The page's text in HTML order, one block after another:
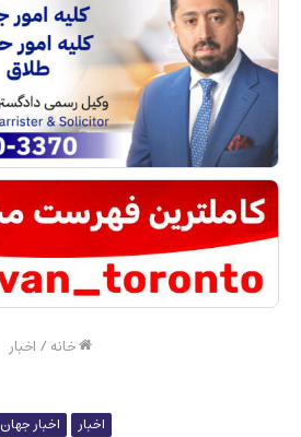
خانه/ اخبار
اخبار اخبار جهان